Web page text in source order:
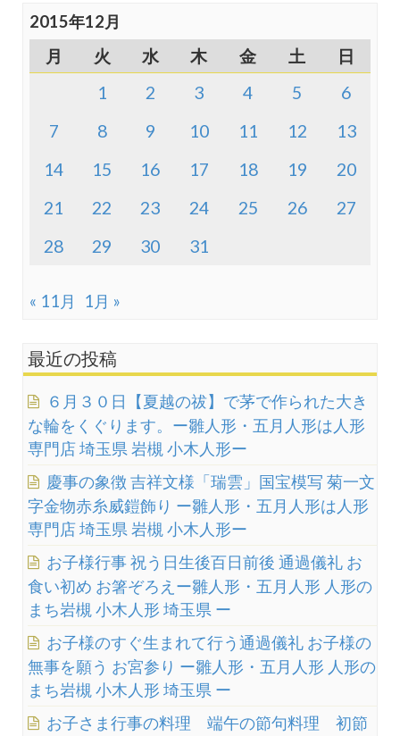
2015年12月
月 火 水 木 金 土
日
1
2 3 4 5
6
7
8 9 10 11 12
13
14
15 16 17 18 19
20
21
22 23 24 25 26
27
28
29 30 31
« 11月 1月 »
最近の投稿
６月３０日【夏越の祓】で茅で作られた大き
な輪をくぐります。ー雛人形・五月人形は人形
専門店 埼玉県 岩槻 小木人形ー
慶事の象徴 吉祥文様「瑞雲」国宝模写 菊一文
字金物赤糸威鎧飾り ー雛人形・五月人形は人形
専門店 埼玉県 岩槻 小木人形ー
お子様行事 祝う日生後百日前後 通過儀礼 お
食い初め お箸ぞろえー雛人形・五月人形 人形の
まち岩槻 小木人形 埼玉県 ー
お子様のすぐ生まれて行う通過儀礼 お子様の
無事を願う お宮参り ー雛人形・五月人形 人形の
まち岩槻 小木人形 埼玉県 ー
お子さま行事の料理 端午の節句料理 初節